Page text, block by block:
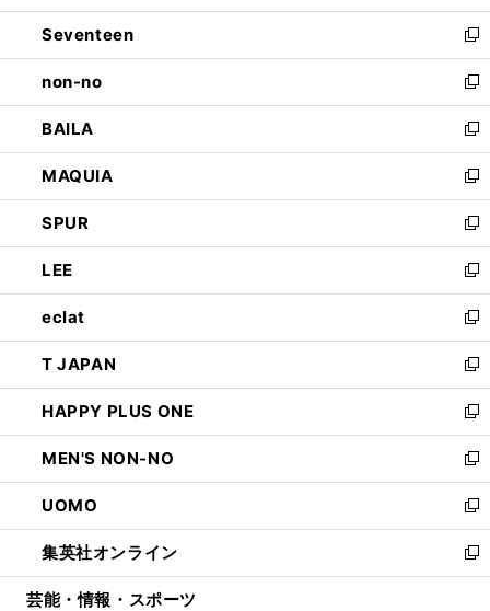
開
く
ウ
で
開
く
ン
ド
ウ
で
開
く
Seventeen
新
し
い
ウ
ィ
ン
ド
ウ
で
開
く
non-no
新
し
い
ウ
ィ
ン
ド
ウ
で
開
く
BAILA
新
し
い
ウ
ィ
ン
ド
ウ
で
開
く
MAQUIA
新
し
い
ウ
ィ
ン
ド
ウ
で
開
く
SPUR
新
し
い
ウ
ィ
ン
ド
ウ
で
開
く
LEE
新
し
い
ウ
ィ
ン
ド
ウ
で
開
く
eclat
新
し
い
ウ
ィ
ン
ド
ウ
で
開
く
T JAPAN
新
し
い
ウ
ィ
ン
ド
ウ
で
開
HAPPY PLUS ONE
新
し
い
ウ
ィ
ン
ド
ウ
MEN'S NON-NO
新
し
い
ウ
ィ
ン
UOMO
新
し
い
ウ
集英社オンライン
新
し
芸能・情報・スポーツ